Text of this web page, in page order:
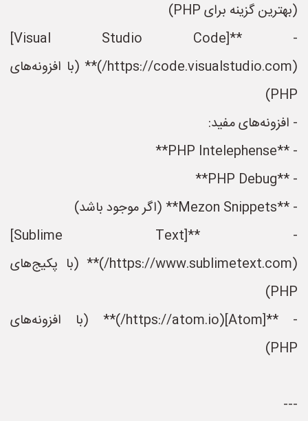
(بهترین گزینه برای PHP)
- **[Visual Studio Code]
(https://code.visualstudio.com/)** (با افزونه‌های
PHP)
- افزونه‌های مفید:
- **PHP Intelephense**
- **PHP Debug**
- **Mezon Snippets** (اگر موجود باشد)
- **[Sublime Text]
(https://www.sublimetext.com/)** (با پکیج‌های
PHP)
- **[Atom](https://atom.io/)** (با افزونه‌های
PHP)
---